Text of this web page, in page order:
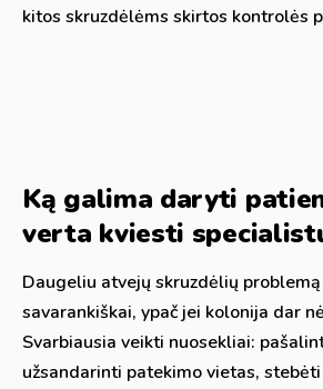
kitos skruzdėlėms skirtos kontrolės
Ką galima daryti
verta kviesti
Daugeliu atvejų skruzdėlių
savarankiškai, ypač jei kolonija dar
Svarbiausia veikti nuosekliai:
užsandarinti patekimo vietas,